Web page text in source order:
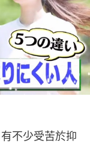
不少受苦於抑